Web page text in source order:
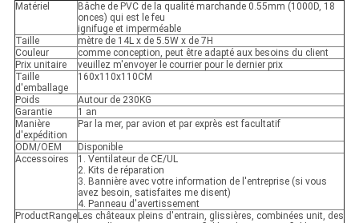
Matériel
Bâche de PVC de la qualité marchande 0.55mm (1000D, 18
onces) qui est le feu
ignifuge et imperméable
Taille
mètre de 14L x de 5.5W x de 7H
Couleur
comme conception, peut être adapté aux besoins du client
Prix unitaire
veuillez m'envoyer le courrier pour le dernier prix
Taille
d'emballage
160x110x110CM
Poids
Autour de 230KG
Garantie
1 an
Manière
d'expédition
Par la mer, par avion et par exprès est facultatif
ODM/OEM
Disponible
Accessoires
1. Ventilateur de CE/UL
2. Kits de réparation
3. Bannière avec votre information de l'entreprise (si vous
avez besoin, satisfaites me disent)
4. Panneau d'avertissement
ProductRange Les châteaux pleins d'entrain, glissières, combinées unit, des